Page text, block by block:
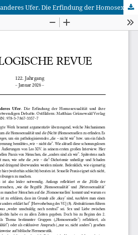
Reck, Norbert: Kein anderes Ufer. Die Erfindung der Homosexualität und ihre Folgen. Anstoß zu einer notwendigen Debatte